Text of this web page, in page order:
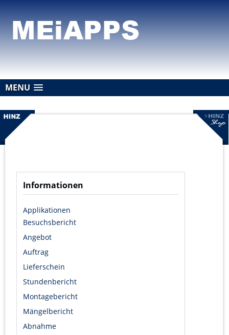
MENU
Informationen
Applikationen
Besuchsbericht
Angebot
Auftrag
Lieferschein
Stundenbericht
Montagebericht
Mängelbericht
Abnahme